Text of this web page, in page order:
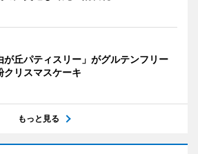
が丘パティスリー」がグルテンフリー
クリスマスケーキ
もっと見る